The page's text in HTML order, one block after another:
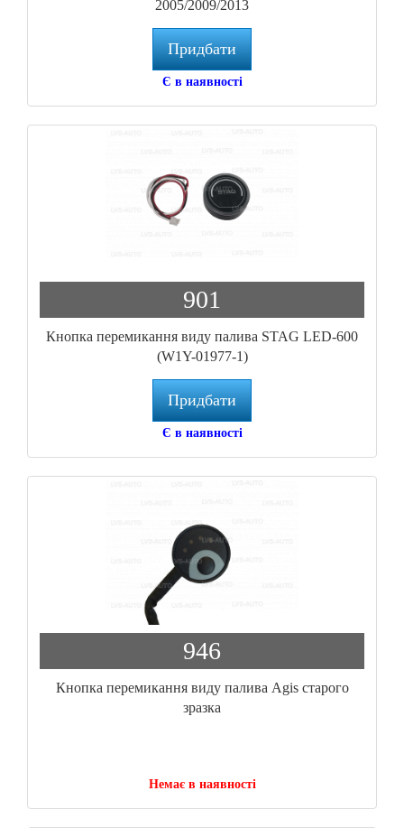
2005/2009/2013
Придбати
Є в наявності
901
Кнопка перемикання виду палива STAG LED-600
(W1Y-01977-1)
Придбати
Є в наявності
946
Кнопка перемикання виду палива Agis старого
зразка
Немає в наявності